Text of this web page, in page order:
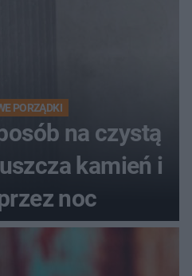
PORZĄDKI
na czystą
kamień i
noc